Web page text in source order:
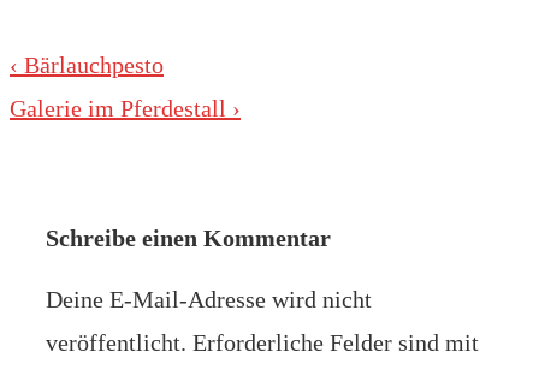
Beitragsnavigation
Vorheriger
Beitrag
‹ Bärlauchpesto
Nächster
Galerie im Pferdestall ›
Schreibe einen Kommentar
Deine E-Mail-Adresse wird nicht
veröffentlicht. Erforderliche Felder sind mit